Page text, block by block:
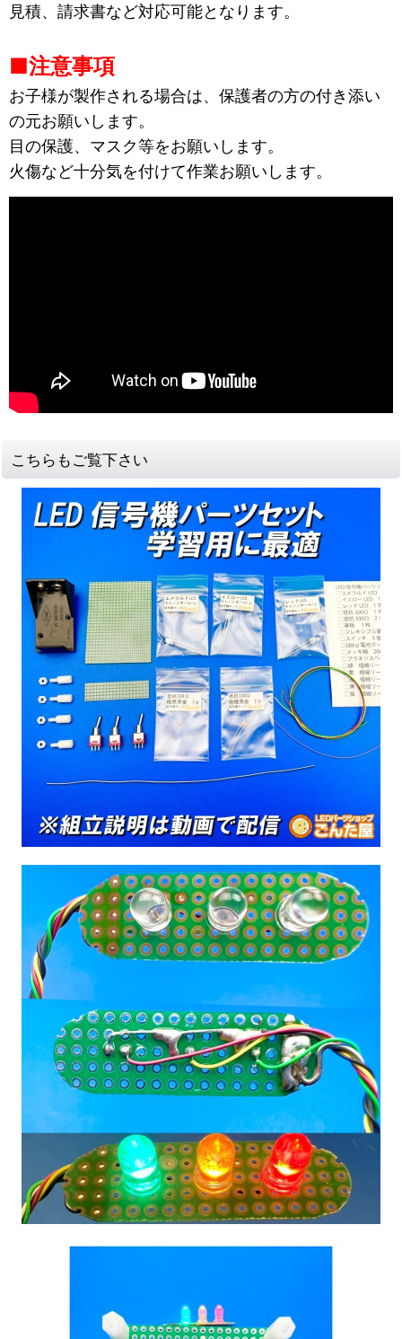
見積、請求書など対応可能となります。
■注意事項
お子様が製作される場合は、保護者の方の付き添い
の元お願いします。
目の保護、マスク等をお願いします。
火傷など十分気を付けて作業お願いします。
こちらもご覧下さい